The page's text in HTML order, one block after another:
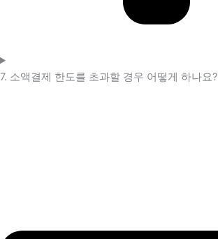
7. 소액결제 한도를 초과할 경우 어떻게 하나요?